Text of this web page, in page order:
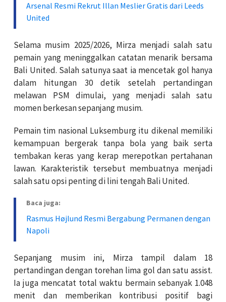
Arsenal Resmi Rekrut Illan Meslier Gratis dari Leeds
United
Selama musim 2025/2026, Mirza menjadi salah satu
pemain yang meninggalkan catatan menarik bersama
Bali United. Salah satunya saat ia mencetak gol hanya
dalam hitungan 30 detik setelah pertandingan
melawan PSM dimulai, yang menjadi salah satu
momen berkesan sepanjang musim.
Pemain tim nasional Luksemburg itu dikenal memiliki
kemampuan bergerak tanpa bola yang baik serta
tembakan keras yang kerap merepotkan pertahanan
lawan. Karakteristik tersebut membuatnya menjadi
salah satu opsi penting di lini tengah Bali United.
Baca juga:
Rasmus Højlund Resmi Bergabung Permanen dengan
Napoli
Sepanjang musim ini, Mirza tampil dalam 18
pertandingan dengan torehan lima gol dan satu assist.
Ia juga mencatat total waktu bermain sebanyak 1.048
menit dan memberikan kontribusi positif bagi